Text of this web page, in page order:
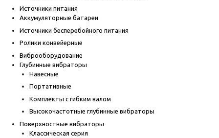
Источники питания
Аккумуляторные батареи
Источники бесперебойного питания
Ролики конвейерные
Виброоборудование
Глубинные вибраторы
Навесные
Портативные
Комплекты с гибким валом
Высокочастотные глубинные вибраторы
Поверхностные вибраторы
Классическая серия